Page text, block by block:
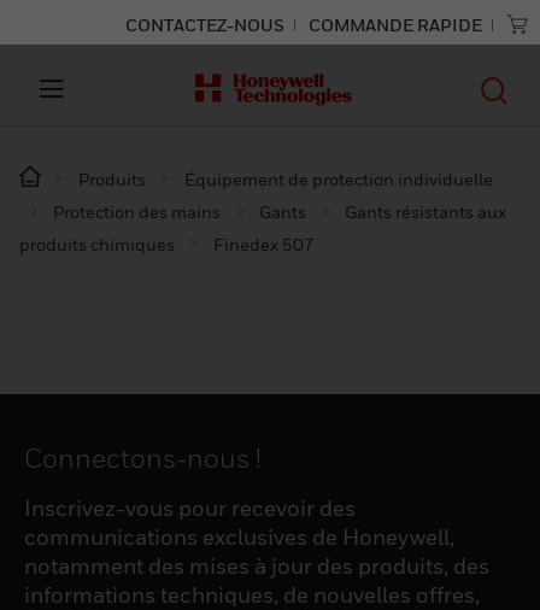
CONTACTEZ-NOUS COMMANDE RAPIDE
Produits
Équipement de protection individuelle
Protection des mains
Gants
Gants résistants aux
produits chimiques
Finedex 507
Connectons-nous !
Inscrivez-vous pour recevoir des
communications exclusives de Honeywell,
notamment des mises à jour des produits, des
informations techniques, de nouvelles offres,